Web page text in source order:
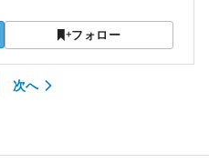
フォロー
次へ